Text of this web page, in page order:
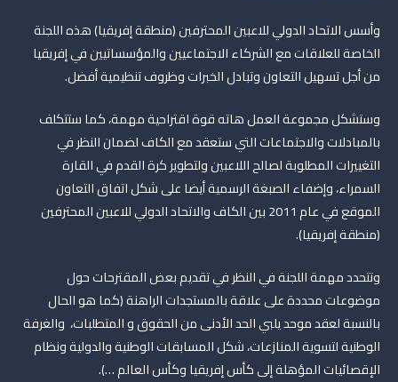
وأسس الاتحاد الدولي للاعبين المحترفين (منطقة إفريقيا) هذه اللجنة
الخاصة للعلاقات مع الشركاء الاجتماعيين والمؤسساتيين في إفريقيا
من أجل تسهيل التعاون وتبادل الخبرات وظروف تنظيمية أفضل.
وستشكل مجموعة العمل هاته قوة اقتراحية مهمة، كما ستتكلف
بالمبادلات والاجتماعات التي ستعقد مع الكاف لضمان النظر في
التغييرات المطلوبة لصالح اللاعبين ولتطوير كرة القدم في القارة
السمراء، وإضفاء الصبغة الرسمية أيضا على شكل اتفاق التعاون
الموقع في عام 2011 بين الكاف والاتحاد الدولي للاعبين المحترفين
(منطقة إفريقيا).
وتتحدد مهمة اللجنة في النظر في تقديم بعض المقترحات حول
موضوعات محددة على علاقة بالمستجدات الراهنة (كما هو الحال
بالنسبة لعقد موحد يلبي الحد الأدنى من الحقوق و المتطلبات، والغرفة
الوطنية لتسوية المنازعات، شكل المسابقات الوطنية والدولية ونظام
الإقصائيات المؤهلة إلى كأس إفريقيا وكأس العالم …).